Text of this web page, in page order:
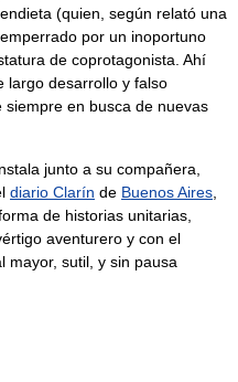
(quien, según relató una
por un inoportuno
de coprotagonista. Ahí
largo desarrollo y falso
en busca de nuevas
junto a su compañera,
diario Clarín de Buenos Aires
de historias unitarias,
aventurero y con el
mayor, sutil, y sin pausa